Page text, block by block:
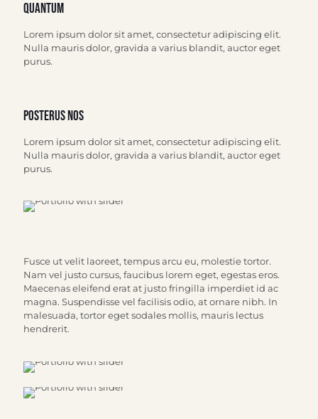
Quantum
Lorem ipsum dolor sit amet, consectetur adipiscing elit.
Nulla mauris dolor, gravida a varius blandit, auctor eget
purus.
Posterus nos
Lorem ipsum dolor sit amet, consectetur adipiscing elit.
Nulla mauris dolor, gravida a varius blandit, auctor eget
purus.
Fusce ut velit laoreet, tempus arcu eu, molestie tortor.
Nam vel justo cursus, faucibus lorem eget, egestas eros.
Maecenas eleifend erat at justo fringilla imperdiet id ac
magna. Suspendisse vel facilisis odio, at ornare nibh. In
malesuada, tortor eget sodales mollis, mauris lectus
hendrerit.